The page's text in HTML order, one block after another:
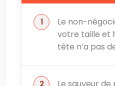
Le non-
votre taille et
tête n’a pas